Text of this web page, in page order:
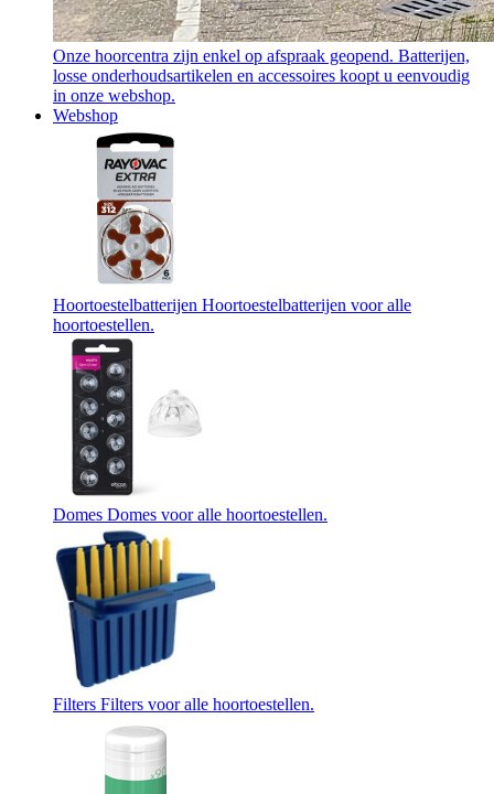
Onze hoorcentra zijn enkel op afspraak geopend. Batterijen,
losse onderhoudsartikelen en accessoires koopt u eenvoudig
in onze webshop.
Webshop
Hoortoestelbatterijen Hoortoestelbatterijen voor alle
hoortoestellen.
Domes Domes voor alle hoortoestellen.
Filters Filters voor alle hoortoestellen.